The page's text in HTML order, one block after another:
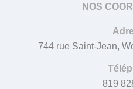
NOS
744 rue Saint-Jean,
819